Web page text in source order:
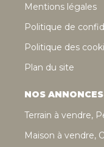
Mentions légales
Politique de
Politique des
Plan du site
NOS ANNONCES
Terrain à vendre,
Maison à vendre,